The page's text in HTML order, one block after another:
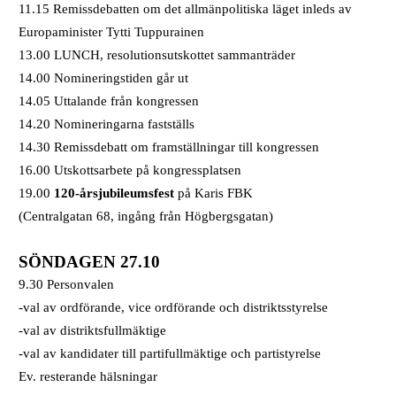
11.15 Remissdebatten om det allmänpolitiska läget inleds av
Europaminister Tytti Tuppurainen
13.00 LUNCH, resolutionsutskottet sammanträder
14.00 Nomineringstiden går ut
14.05 Uttalande från kongressen
14.20 Nomineringarna fastställs
14.30 Remissdebatt om framställningar till kongressen
16.00 Utskottsarbete på kongressplatsen
19.00 120-årsjubileumsfest på Karis FBK
(Centralgatan 68, ingång från Högbergsgatan)
SÖNDAGEN 27.10
9.30 Personvalen
-val av ordförande, vice ordförande och distriktsstyrelse
-val av distriktsfullmäktige
-val av kandidater till partifullmäktige och partistyrelse
Ev. resterande hälsningar